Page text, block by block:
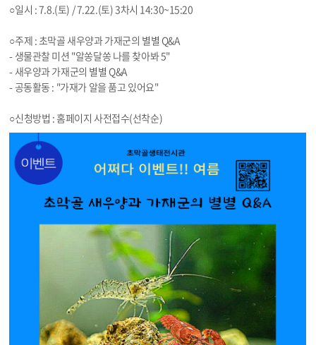
○일시 : 7.8.(토) /7.22.(토) 3차시 14:30~15:20
○주제 : 초막골 새우양과 가재군의 별별 Q&A
- 생물관찰 미션 "알쏭달쏭 나를 찾아봐 5"
- 새우양과 가재군의 별별 Q&A
- 공동활동 : "가재가 알을 품고 있어요"
○신청방법 : 홈페이지 사전접수(선착순)